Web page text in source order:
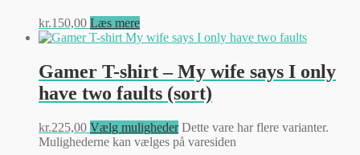
kr.150,00 Læs mere
Gamer T-shirt – My wife says I only
have two faults (sort)
kr.225,00 Vælg muligheder Dette vare har flere varianter.
Mulighederne kan vælges på varesiden